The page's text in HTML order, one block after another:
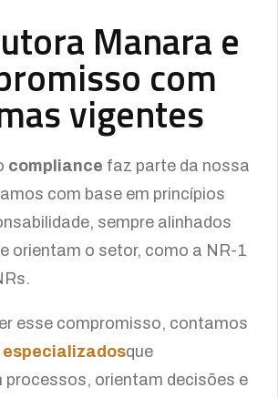
Manara e
com
vigentes
compliance faz parte da nossa
com base em princípios
sempre alinhados
orientam o setor, como a NR-1
esse compromisso, contamos
que
processos, orientam decisões e